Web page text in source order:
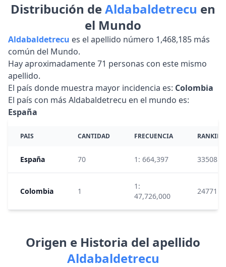
Distribución deAldabaldetrecu en
el Mundo
Aldabaldetrecu es el apellido número 1,468,185 más
común del Mundo.
Hay aproximadamente 71 personas con este mismo
apellido.
El país donde muestra mayor incidencia es: Colombia
El país con más Aldabaldetrecu en el mundo es:
España
PAIS CANTIDAD FRECUENCIA RANKING
España 70 1: 664,397 33508
Colombia 1
1:
47,726,000
24771
Origen e Historia del apellido
Aldabaldetrecu